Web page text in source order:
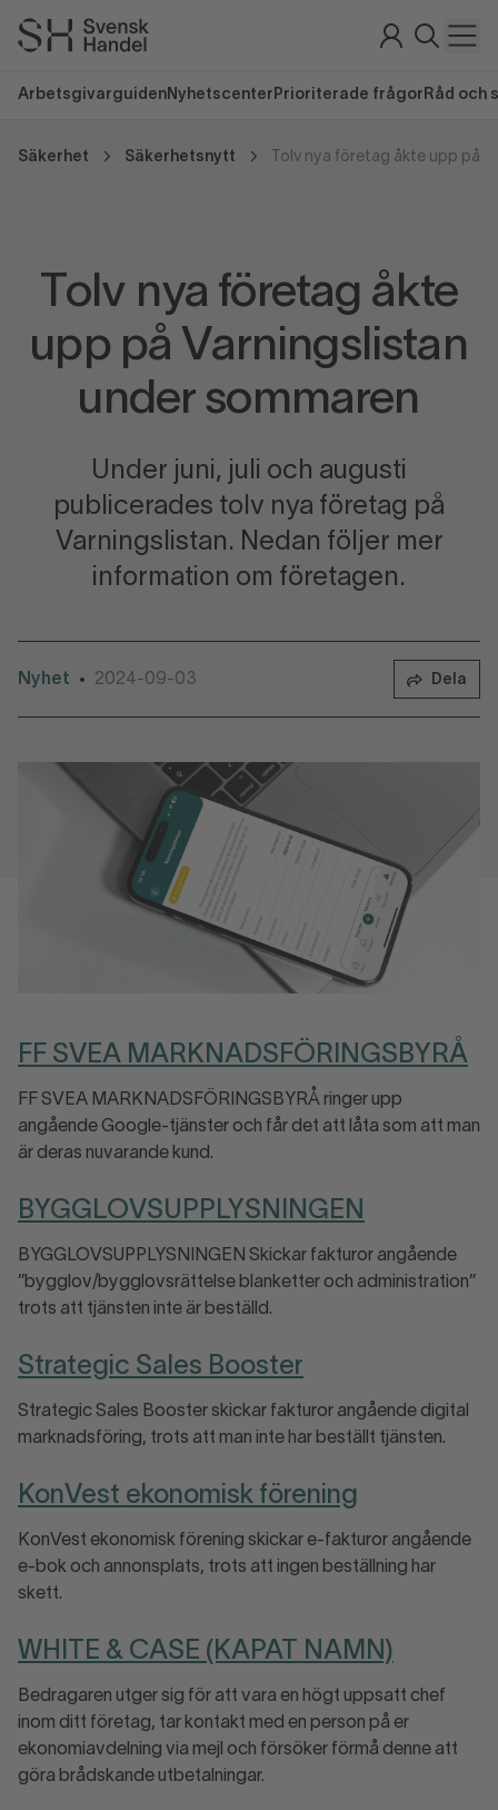
Arbetsgivarguiden Nyhetscenter Prioriterade frågor Råd och
Säkerhet Säkerhetsnytt
Tolv nya företag åkte
upp på Varningslistan
under sommaren
Under juni, juli och augusti
publicerades tolv nya företag på
Varningslistan. Nedan följer mer
information om företagen.
Nyhet • 2024-09-03 Dela
FF SVEA MARKNADSFÖRINGSBYRÅ
FF SVEA MARKNADSFÖRINGSBYRÅ ringer upp
angående Google-tjänster och får det att låta som att man
är deras nuvarande kund.
BYGGLOVSUPPLYSNINGEN
BYGGLOVSUPPLYSNINGEN Skickar fakturor angående
”bygglov/bygglovsrättelse blanketter och administration”
trots att tjänsten inte är beställd.
Strategic Sales Booster
Strategic Sales Booster skickar fakturor angående digital
marknadsföring, trots att man inte har beställt tjänsten.
KonVest ekonomisk förening
KonVest ekonomisk förening skickar e-fakturor angående
e-bok och annonsplats, trots att ingen beställning har
skett.
WHITE & CASE (KAPAT NAMN)
Bedragaren utger sig för att vara en högt uppsatt chef
inom ditt företag, tar kontakt med en person på er
ekonomiavdelning via mejl och försöker förmå denne att
göra brådskande utbetalningar.